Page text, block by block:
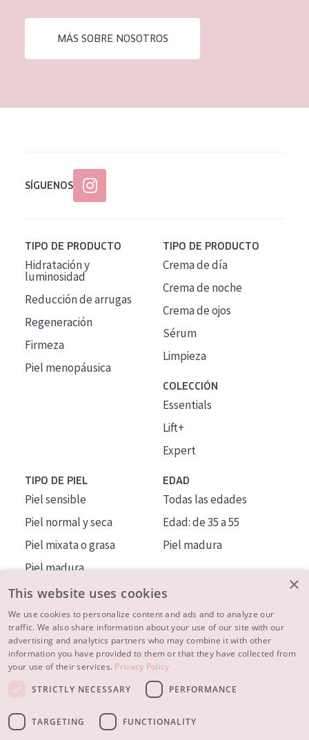
MÁS SOBRE NOSOTROS
SÍGUENOS
TIPO DE PRODUCTO
Hidratación y
luminosidad
Reducción de arrugas
Regeneración
Firmeza
Piel menopáusica
TIPO DE PRODUCTO
Crema de día
Crema de noche
Crema de ojos
Sérum
Limpieza
COLECCIÓN
Essentials
Lift+
Expert
TIPO DE PIEL
Piel sensible
Piel normal y seca
Piel mixata o grasa
Piel madura
Piel expuesta al sol
Piel menopáusica
EDAD
Todas las edades
Edad: de 35 a 55
Piel madura
MÁS SOBRE NOSOTROS
INSPIRACIÓN
CONTACTO
© 2023 - 2026 Diadermine
×
This website uses cookies
We use cookies to personalize content and ads and to analyze our
traffic. We also share information about your use of our site with our
advertising and analytics partners who may combine it with other
information you have provided to them or that they have collected from
your use of their services. Privacy Policy
STRICTLY NECESSARY
PERFORMANCE
TARGETING FUNCTIONALITY